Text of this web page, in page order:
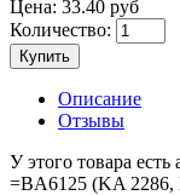
Цена: 33.40 руб
Количество:
Купить
Описание
Отзывы
У этого товара
=BA6125 (KA 2286,